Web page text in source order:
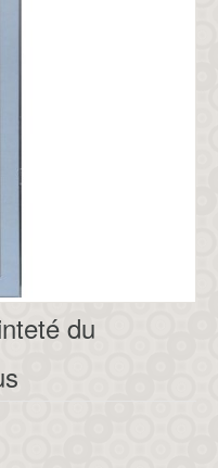
du